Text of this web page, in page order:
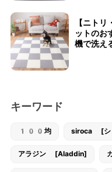
【ニト
ットの
機で洗え
キーワード
100均 siroca [シ
アラジン [Aladdin]